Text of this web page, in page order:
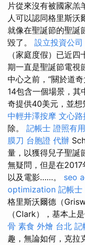
片從來沒有被國家羔
人可以認同格里斯沃
就像在聖誕節的聖誕
毀了。 設立投資公司
（家庭度假）已近
期一直是聖誕節電視
中心之前，“關於道奇
14包含一個場景，其
奇提供40美元，並想
中輕井澤按摩 文心路
除。 記帳士 證照有
膜刀 台胞證 代辦
量，以獲得兒子聖誕
無疑問，但是在2017
以及電影……。 seo
optimization 記帳士
格里斯沃爾德（
（Clark），基本上
骨 素食 外燴 台北 記
趣，無論如何，克拉